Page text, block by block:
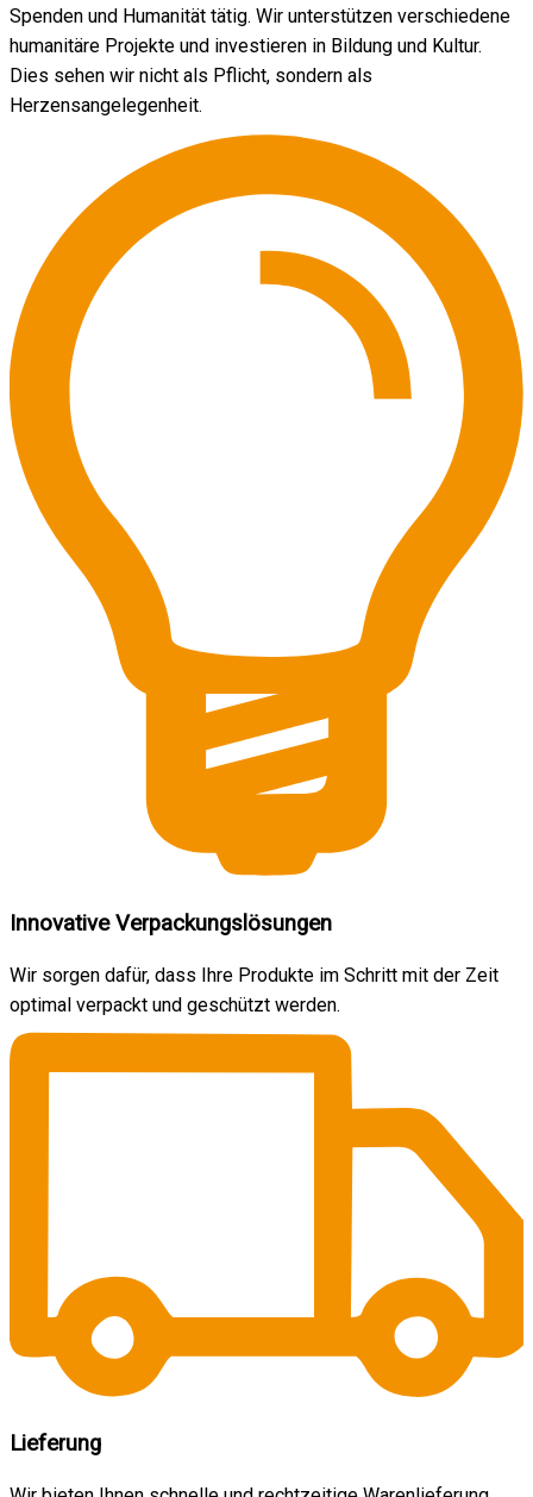
Spenden und Humanität tätig. Wir unterstützen verschiedene
humanitäre Projekte und investieren in Bildung und Kultur.
Dies sehen wir nicht als Pflicht, sondern als
Herzensangelegenheit.
Innovative Verpackungslösungen
Wir sorgen dafür, dass Ihre Produkte im Schritt mit der Zeit
optimal verpackt und geschützt werden.
Lieferung